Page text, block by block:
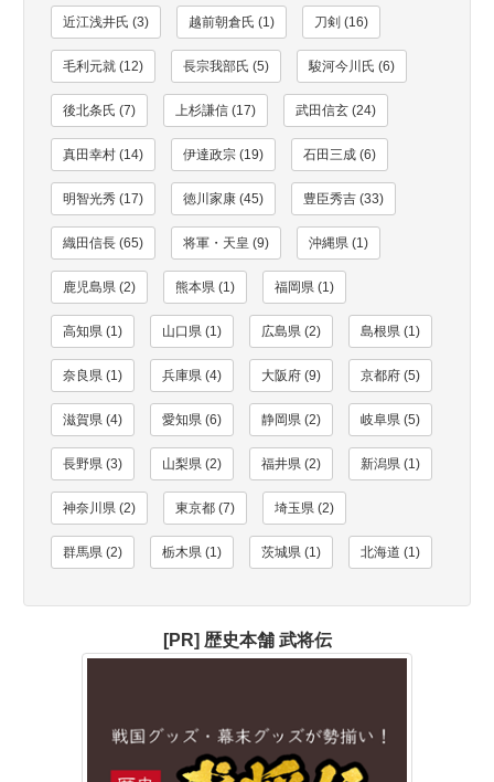
近江浅井氏 (3) 越前朝倉氏 (1) 刀剣 (16)
毛利元就 (12) 長宗我部氏 (5) 駿河今川氏 (6)
後北条氏 (7) 上杉謙信 (17) 武田信玄 (24)
真田幸村 (14) 伊達政宗 (19) 石田三成 (6)
明智光秀 (17) 徳川家康 (45) 豊臣秀吉 (33)
織田信長 (65) 将軍・天皇 (9) 沖縄県 (1)
鹿児島県 (2) 熊本県 (1) 福岡県 (1)
高知県 (1) 山口県 (1) 広島県 (2) 島根県 (1)
奈良県 (1) 兵庫県 (4) 大阪府 (9) 京都府 (5)
滋賀県 (4) 愛知県 (6) 静岡県 (2) 岐阜県 (5)
長野県 (3) 山梨県 (2) 福井県 (2) 新潟県 (1)
神奈川県 (2) 東京都 (7) 埼玉県 (2)
群馬県 (2) 栃木県 (1) 茨城県 (1) 北海道 (1)
[PR] 歴史本舗 武将伝